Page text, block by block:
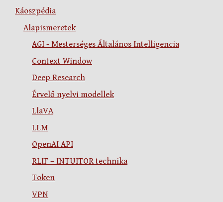
Káoszpédia
Alapismeretek
AGI - Mesterséges Általános Intelligencia
Context Window
Deep Research
Érvelő nyelvi modellek
LlaVA
LLM
OpenAI API
RLIF – INTUITOR technika
Token
VPN